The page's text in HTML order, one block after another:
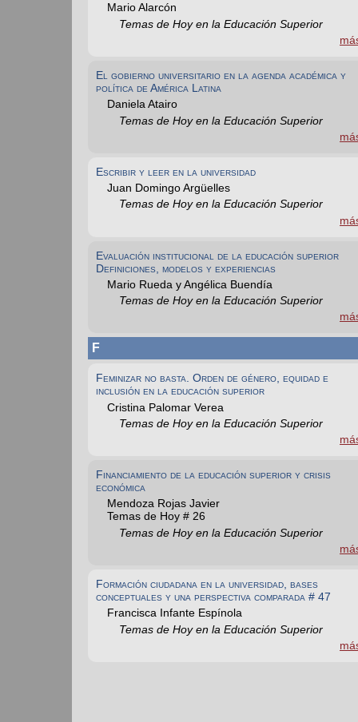
Mario Alarcón
Temas de Hoy en la Educación Superior
El gobierno universitario en la agenda académica y
política de América Latina
Daniela Atairo
Temas de Hoy en la Educación Superior
Escribir y leer en la universidad
Juan Domingo Argüelles
Temas de Hoy en la Educación Superior
Evaluación institucional de la educación superior
Definiciones, modelos y experiencias
Mario Rueda y Angélica Buendía
Temas de Hoy en la Educación Superior
F
Feminizar no basta. Orden de género, equidad e
inclusión en la educación superior
Cristina Palomar Verea
Temas de Hoy en la Educación Superior
Financiamiento de la educación superior y crisis
económica
Mendoza Rojas Javier
Temas de Hoy # 26
Temas de Hoy en la Educación Superior
Formación ciudadana en la universidad, bases
conceptuales y una perspectiva comparada # 47
Francisca Infante Espínola
Temas de Hoy en la Educación Superior